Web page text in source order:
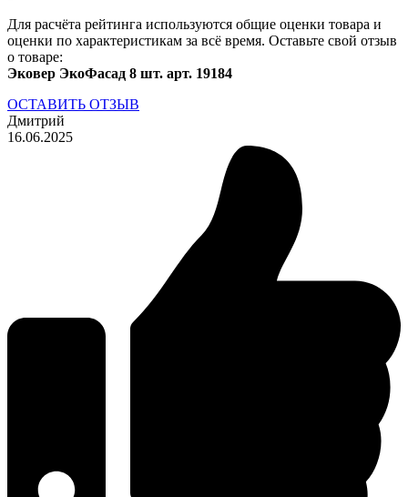
Для расчёта рейтинга используются общие оценки товара и
оценки по характеристикам за всё время. Оставьте свой отзыв
о товаре:
Эковер ЭкоФасад 8 шт. арт. 19184
ОСТАВИТЬ ОТЗЫВ
Дмитрий
16.06.2025